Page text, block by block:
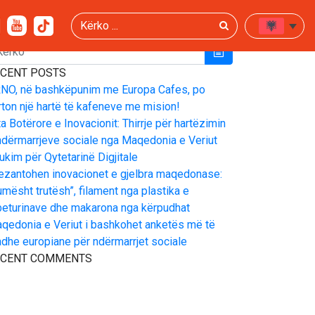
POSTS
në bashkëpunim me Europa Cafes, po
një hartë të kafeneve me mision!
Botërore e Inovacionit: Thirrje për hartëzimin
sociale nga Maqedonia e Veriut
për Qytetarinë Digjitale
inovacionet e gjelbra maqedonase:
trutësh”, filament nga plastika e
dhe makarona nga kërpudhat
e Veriut i bashkohet anketës më të
europiane për ndërmarrjet sociale
COMMENTS